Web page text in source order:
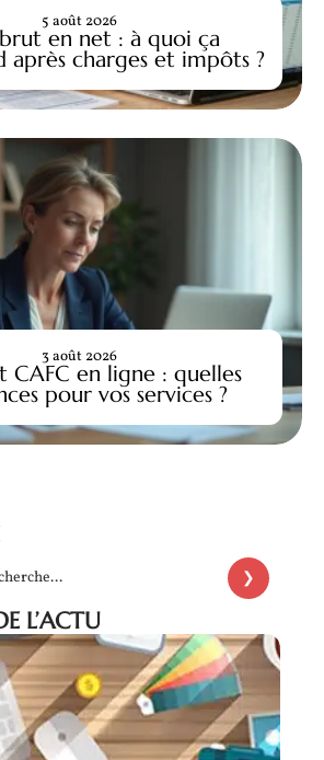
en net : à quoi ça
après charges et impôts ?
5 août 2026
CAFC en ligne : quelles
pour vos services ?
3 août 2026
L’ACTU